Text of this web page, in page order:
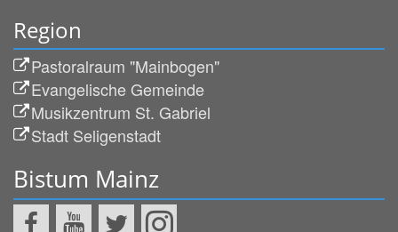
Region
Pastoralraum "Mainbogen"
Evangelische Gemeinde
Musikzentrum St. Gabriel
Stadt Seligenstadt
Bistum Mainz